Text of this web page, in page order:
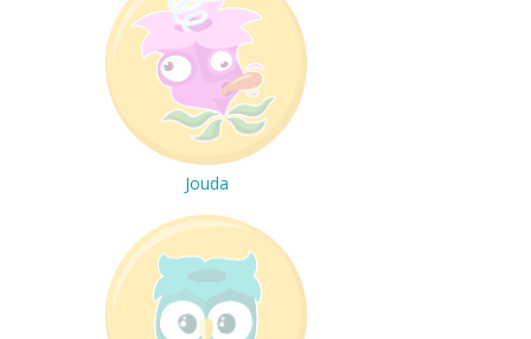
Jouda